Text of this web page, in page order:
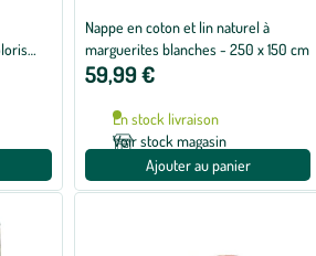
Nappe en coton et lin naturel à
marguerites blanches - 250 x 150 cm
59,99 €
En stock livraison
Voir stock magasin
Ajouter au panier